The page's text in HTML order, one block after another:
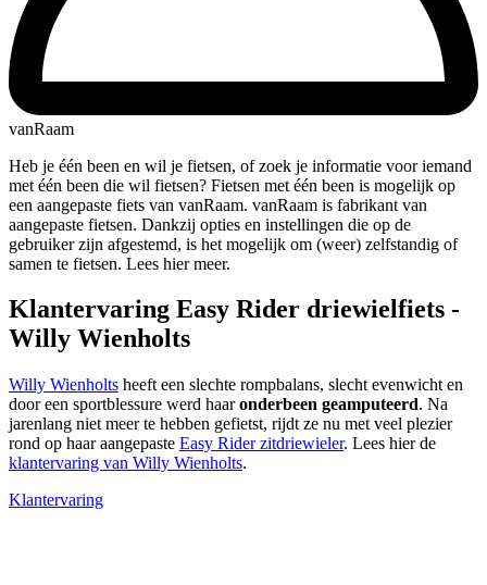
vanRaam
Heb je één been en wil je fietsen, of zoek je informatie voor iemand
met één been die wil fietsen? Fietsen met één been is mogelijk op
een aangepaste fiets van vanRaam. vanRaam is fabrikant van
aangepaste fietsen. Dankzij opties en instellingen die op de
gebruiker zijn afgestemd, is het mogelijk om (weer) zelfstandig of
samen te fietsen. Lees hier meer.
Klantervaring Easy Rider driewielfiets -
Willy Wienholts
Willy Wienholts heeft een slechte rompbalans, slecht evenwicht en
door een sportblessure werd haaronderbeen geamputeerd. Na
jarenlang niet meer te hebben gefietst, rijdt ze nu met veel plezier
rond op haar aangepaste Easy Rider zitdriewieler. Lees hier de
klantervaring van Willy Wienholts.
Klantervaring